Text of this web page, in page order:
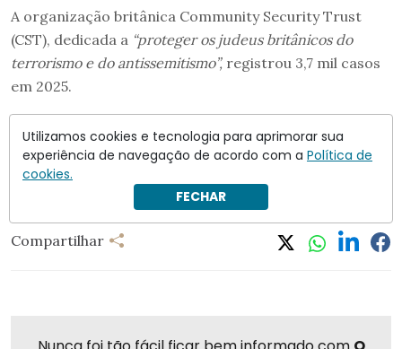
A organização britânica Community Security Trust
(CST), dedicada a “proteger os judeus britânicos do
terrorismo e do antissemitismo”, registrou 3,7 mil casos
em 2025.
Siga a leituraemCrusoé. Assine e apoie o jornalismo
independente.
Compartilhar
Utilizamos cookies e tecnologia para aprimorar sua
experiência de navegação de acordo com a Política de
cookies.
FECHAR